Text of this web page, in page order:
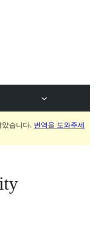
습니다. 번역을 도와주세